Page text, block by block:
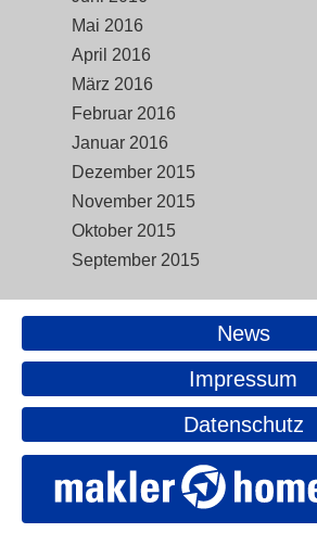
Mai 2016
April 2016
März 2016
Februar 2016
Januar 2016
Dezember 2015
November 2015
Oktober 2015
September 2015
News
Impressum
Datenschutz